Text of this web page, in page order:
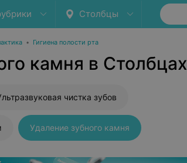
Столбцы
• Гигиена полости рта
камня в Столбцах
чистка зубов
Удаление зубного камня